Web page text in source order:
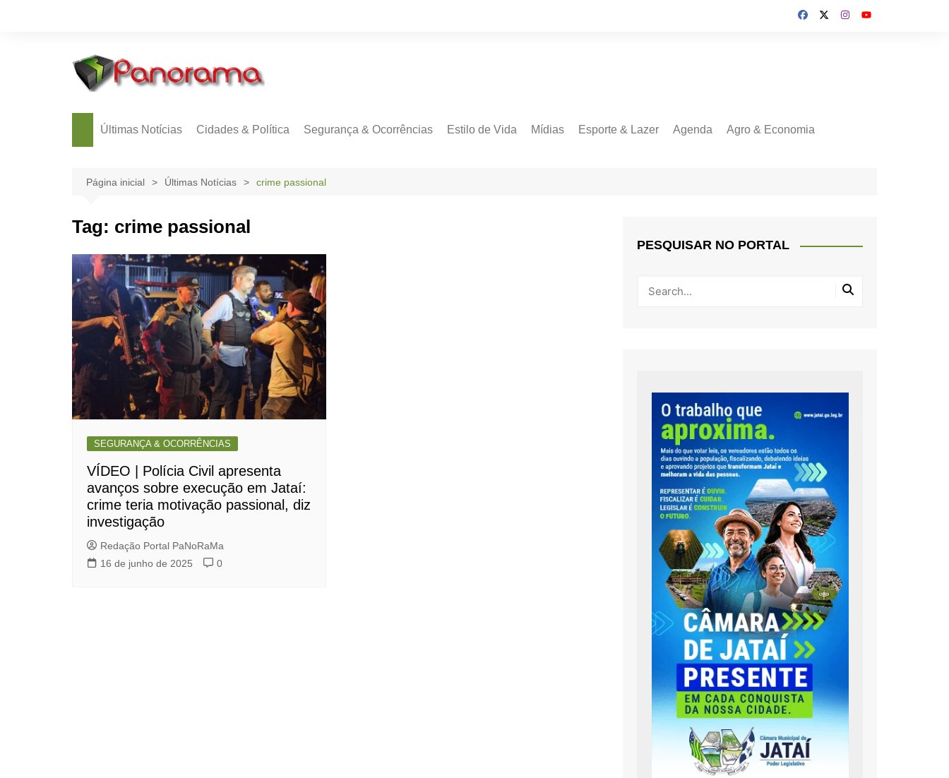
Últimas Notícias Cidades & Política Segurança & Ocorrências Estilo de Vida Mídias Esporte & Lazer Agenda Agro & Economia
Página inicial Últimas Notícias crime passional
Tag: crime passional
SEGURANÇA & OCORRÊNCIAS
VÍDEO | Polícia Civil apresenta
avanços sobre execução em Jataí:
crime teria motivação passional, diz
investigação
Redação Portal PaNoRaMa
16 de junho de 2025
0
PESQUISAR NO PORTAL